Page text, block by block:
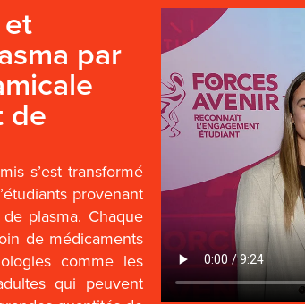
par
de
s’est transformé
provenant
plasma. Chaque
de médicaments
comme les
qui peuvent